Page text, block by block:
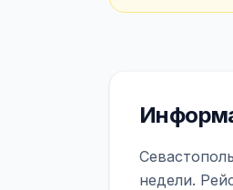
недели.